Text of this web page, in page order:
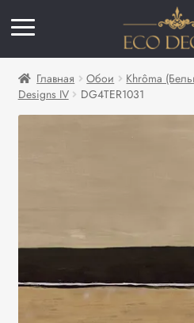
Главная Обои Khrôma
Designs IV
DG4TER1031